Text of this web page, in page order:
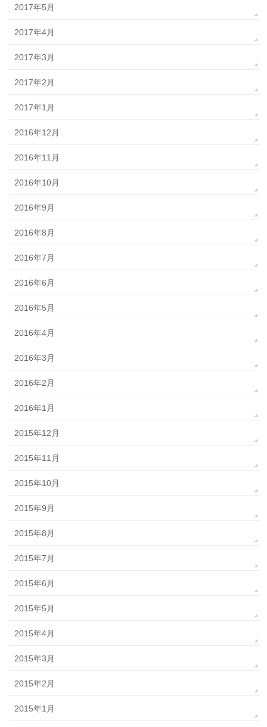
2017年5月
2017年4月
2017年3月
2017年2月
2017年1月
2016年12月
2016年11月
2016年10月
2016年9月
2016年8月
2016年7月
2016年6月
2016年5月
2016年4月
2016年3月
2016年2月
2016年1月
2015年12月
2015年11月
2015年10月
2015年9月
2015年8月
2015年7月
2015年6月
2015年5月
2015年4月
2015年3月
2015年2月
2015年1月